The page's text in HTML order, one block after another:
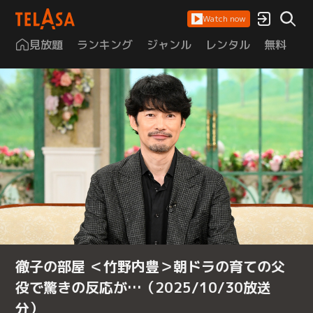
Watch now
見放題 ランキング ジャンル レンタル 無料
徹子の部屋 ＜竹野内豊＞朝ドラの育ての父
役で驚きの反応が…（2025/10/30放送
分）